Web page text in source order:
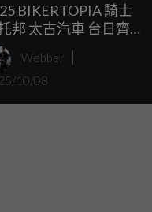
BIKERTOPIA 騎士
邦 太古汽車 台日齊聚
永續！宣示共好行動
推動SDGs農業與偏
診救災
Webber
10/08